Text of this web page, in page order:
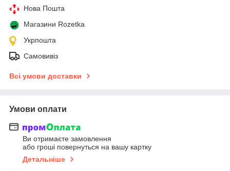
Нова Пошта
Магазини Rozetka
Укрпошта
Самовивіз
Всі умови доставки
Умови оплати
Ви отримаєте замовлення
або гроші повернуться на вашу картку
Детальніше